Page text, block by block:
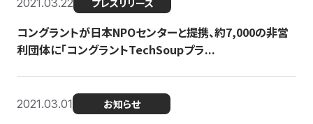
2021.03.22 プレスリリース
コングラントが日本NPOセンターと提携、約7,000の非営
利団体に「コングラントTechSoupプラ...
2021.03.01 お知らせ